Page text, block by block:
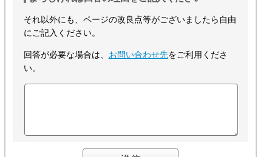
それ以外にも、ページの改良点等がございましたら自由
にご記入ください。
回答が必要な場合は、 お問い合わせ先をご利用くださ
い。